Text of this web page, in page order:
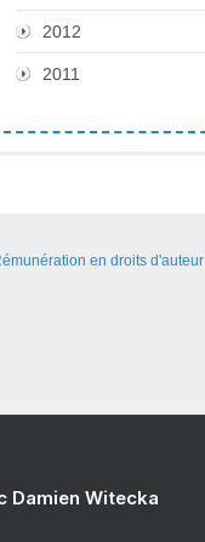
2012
2011
en droits d'auteur
Damien Witecka